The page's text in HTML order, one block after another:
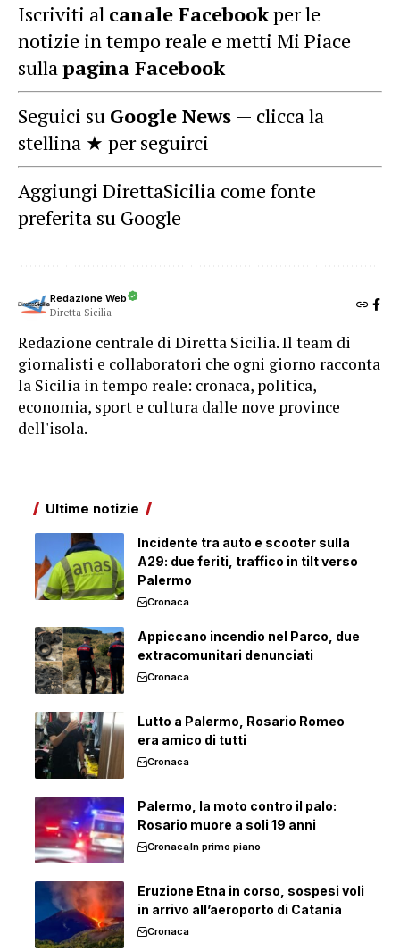
Iscriviti al canale Facebookper le
notizie in tempo reale e metti Mi Piace
sullapagina Facebook
Seguici su Google News — clicca la
stellina ★ per seguirci
Aggiungi DirettaSicilia come fonte
preferita su Google
Redazione Web
Diretta Sicilia
Redazione centrale di Diretta Sicilia. Il team di
giornalisti e collaboratori che ogni giorno racconta
la Sicilia in tempo reale: cronaca, politica,
economia, sport e cultura dalle nove province
dell'isola.
Ultime notizie
Incidente tra auto e scooter sulla
A29: due feriti, traffico in tilt verso
Palermo
Cronaca
Appiccano incendio nel Parco, due
extracomunitari denunciati
Cronaca
Lutto a Palermo, Rosario Romeo
era amico di tutti
Cronaca
Palermo, la moto contro il palo:
Rosario muore a soli 19 anni
CronacaIn primo piano
Eruzione Etna in corso, sospesi voli
in arrivo all’aeroporto di Catania
Cronaca